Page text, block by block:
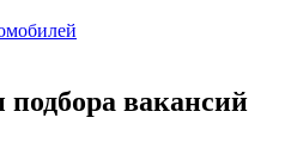
вакансий